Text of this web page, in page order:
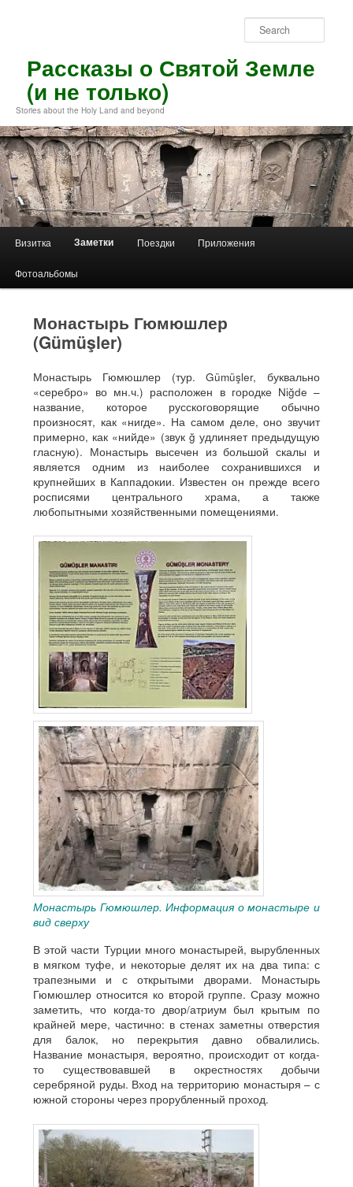
contentРассказы о Святой Земле
(и не только)
Stories about the Holy Land and beyond
Визитка Заметки Поездки Приложения
Фотоальбомы
Монастырь Гюмюшлер
(Gümüşler)
Монастырь Гюмюшлер (тур. Gümüşler, буквально
«серебро» во мн.ч.) расположен в городке Niğde –
название, которое русскоговорящие обычно
произносят, как «нигде». На самом деле, оно звучит
примерно, как «нийде» (звук ğ удлиняет предыдущую
гласную). Монастырь высечен из большой скалы и
является одним из наиболее сохранившихся и
крупнейших в Каппадокии. Известен он прежде всего
росписями центрального храма, а также
любопытными хозяйственными помещениями.
Монастырь Гюмюшлер. Информация о монастыре и
вид сверху
В этой части Турции много монастырей, вырубленных
в мягком туфе, и некоторые делят их на два типа: с
трапезными и с открытыми дворами. Монастырь
Гюмюшлер относится ко второй группе. Сразу можно
заметить, что когда-то двор/атриум был крытым по
крайней мере, частично: в стенах заметны отверстия
для балок, но перекрытия давно обвалились.
Название монастыря, вероятно, происходит от когда-
то существовавшей в окрестностях добычи
серебряной руды. Вход на территорию монастыря – с
южной стороны через прорубленный проход.